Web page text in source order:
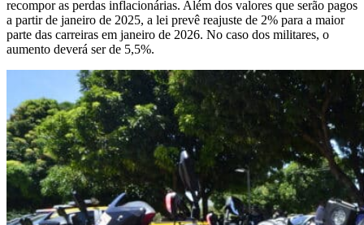
recompor as perdas inflacionárias. Além dos valores que serão pagos
a partir de janeiro de 2025, a lei prevê reajuste de 2% para a maior
parte das carreiras em janeiro de 2026. No caso dos militares, o
aumento deverá ser de 5,5%.